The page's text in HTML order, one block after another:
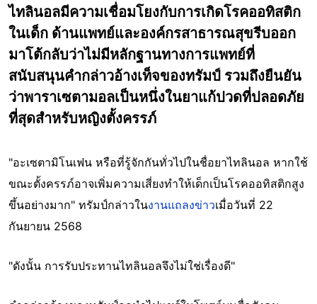
ไทลินอลมีความเชื่อมโยงกับการเกิดโรคออทิสติก
ในเด็ก ด้านแพทย์และองค์กรสาธารณสุขรีบออก
มาโต้กลับว่าไม่มีหลักฐานทางการแพทย์ที่
สนับสนุนคำกล่าวอ้างเท็จของทรัมป์ รวมถึงยืนยัน
ว่าพาราเซตามอลเป็นหนึ่งในยาแก้ปวดที่ปลอดภัย
ที่สุดสำหรับหญิงตั้งครรภ์
"อะเซตามิโนเฟน หรือที่รู้จักกันทั่วไปในชื่อยาไทลินอล หากใช้
ขณะตั้งครรภ์อาจเพิ่มความเสี่ยงทำให้เด็กเป็นโรคออทิสติกสูง
ขึ้นอย่างมาก" ทรัมป์กล่าวในงานแถลงข่าวเมื่อวันที่ 22
กันยายน 2568
"ดังนั้น การรับประทานไทลินอลจึงไม่ใช่เรื่องดี"